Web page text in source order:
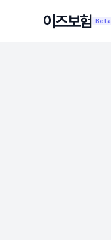
이즈보험 Beta